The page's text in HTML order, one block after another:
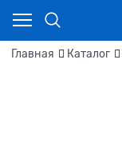
Главная Каталог